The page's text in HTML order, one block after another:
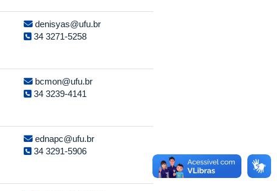
denisyas@ufu.br
34 3271-5258
bcmon@ufu.br
34 3239-4141
ednapc@ufu.br
34 3291-5906